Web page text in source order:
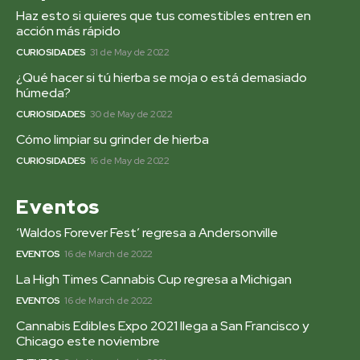
Haz esto si quieres que tus comestibles entren en
acción más rápido
CURIOSIDADES 31 de May de 2022
¿Qué hacer si tú hierba se moja o está demasiado
húmeda?
CURIOSIDADES 30 de May de 2022
Cómo limpiar su grinder de hierba
CURIOSIDADES 16 de May de 2022
Eventos
‘Waldos Forever Fest’ regresa a Andersonville
EVENTOS 16 de March de 2022
La High Times Cannabis Cup regresa a Michigan
EVENTOS 16 de March de 2022
Cannabis Edibles Expo 2021 llega a San Francisco y
Chicago este noviembre